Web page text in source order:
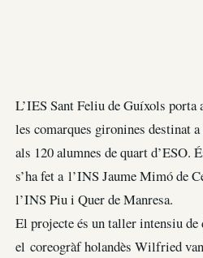
L’IES Sant Feliu de Guíxols porta
les comarques gironines destinat
als 120 alumnes de quart d’ESO.
s’ha fet a l’INS Jaume Mimó de
l’INS Piu i Quer de Manresa.
El projecte és un taller intensiu de
el coreogràf holandès Wilfried